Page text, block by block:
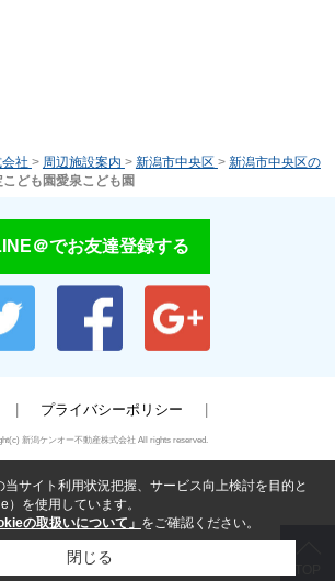
社 > 周辺施設案内 > 新潟市中央区 > 新潟市中央区の
ども園愛泉こども園
＠でお友達登録する
プライバシーポリシー
新潟ケンオー不動産株式会社 All rights reserved.
サイト利用状況把握、サービス向上検討を目的と
を使用しています。
の取扱いについて」 をご確認ください。
閉じる